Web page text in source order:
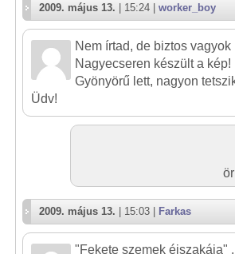
2009. május 13. | 15:24 | worker_boy
Nem írtad, de biztos
Nagyecseren készült a kép!
Gyönyörű lett, nagyon
Üdv!
2009. május 13. | 15:03 | Farkas
"Fekete szemek éjszakája"